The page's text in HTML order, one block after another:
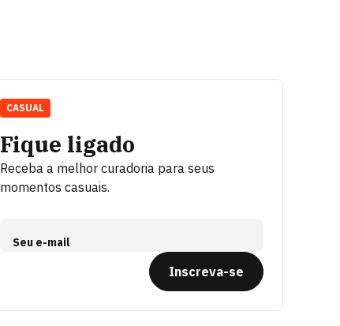
Fique ligado
Receba a melhor curadoria para seus
momentos casuais.
Seu e-mail
Inscreva-se
CASUAL